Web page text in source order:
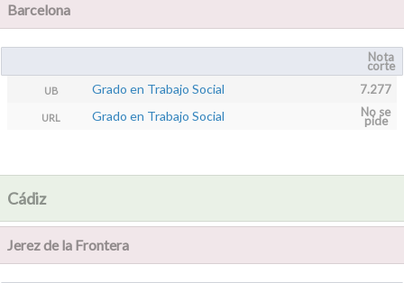
Barcelona
Nota
corte
UB Grado en Trabajo Social 7.277
URL Grado en Trabajo Social No se
pide
Cádiz
Jerez de la Frontera